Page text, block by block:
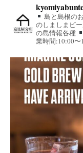
島と島根の
のしましまビ
の島情報各種
業時間:10:00〜